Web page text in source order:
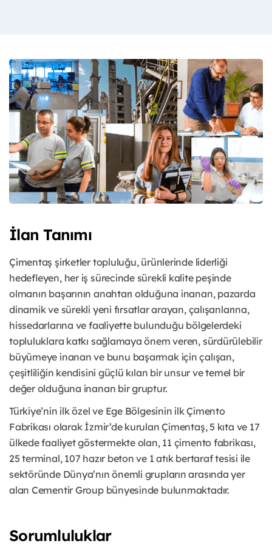
İlan Tanımı
Çimentaş şirketler topluluğu, ürünlerinde liderliği
hedefleyen, her iş sürecinde sürekli kalite peşinde
olmanın başarının anahtarı olduğuna inanan, pazarda
dinamik ve sürekli yeni fırsatlar arayan, çalışanlarına,
hissedarlarına ve faaliyette bulunduğu bölgelerdeki
topluluklara katkı sağlamaya önem veren, sürdürülebilir
büyümeye inanan ve bunu başarmak için çalışan,
çeşitliliğin kendisini güçlü kılan bir unsur ve temel bir
değer olduğuna inanan bir gruptur.
Türkiye’nin ilk özel ve Ege Bölgesinin ilk Çimento
Fabrikası olarak İzmir’de kurulan Çimentaş, 5 kıta ve 17
ülkede faaliyet göstermekte olan, 11 çimento fabrikası,
25 terminal, 107 hazır beton ve 1 atık bertaraf tesisi ile
sektöründe Dünya’nın önemli grupların arasında yer
alan Cementir Group bünyesinde bulunmaktadır.
Sorumluluklar